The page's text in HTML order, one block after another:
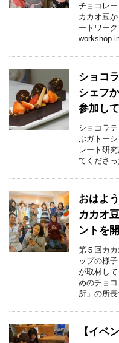
チョコレ
カカオ豆
ートワー
workshop
ショコ
シェフ
参加し
ショコラ
ぶガトー
レート研
てくださっ
おはよ
カカオ
ントを
第５回カ
ップの様
が取材し
めのチョ
所」の所長
【イベ